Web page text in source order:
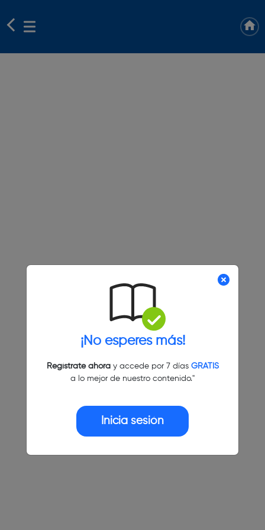
¡No esperes más!
Regístrate ahoray accede por 7 días GRATIS
a lo mejor de nuestro contenido."
Inicia sesión